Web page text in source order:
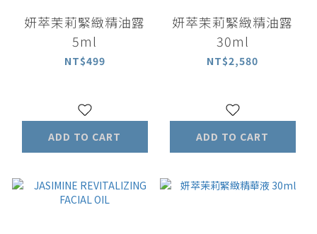
妍萃茉莉緊緻精油露
5ml
NT$499
ADD TO CART
妍萃茉莉緊緻精油露
30ml
NT$2,580
ADD TO CART